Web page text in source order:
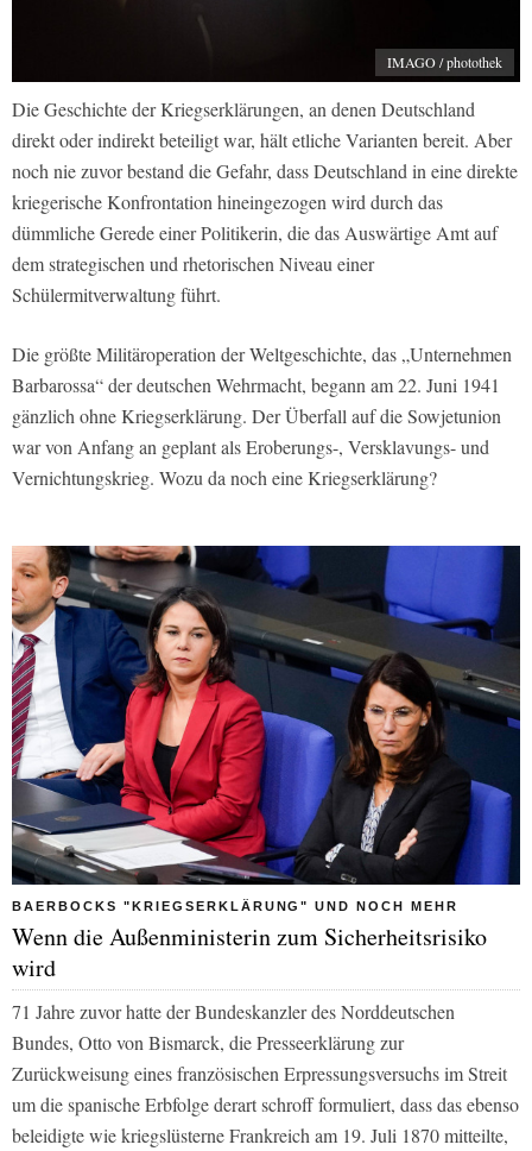
IMAGO / photothek
Die Geschichte der Kriegserklärungen, an denen Deutschland
direkt oder indirekt beteiligt war, hält etliche Varianten bereit. Aber
noch nie zuvor bestand die Gefahr, dass Deutschland in eine direkte
kriegerische Konfrontation hineingezogen wird durch das
dümmliche Gerede einer Politikerin, die das Auswärtige Amt auf
dem strategischen und rhetorischen Niveau einer
Schülermitverwaltung führt.
Die größte Militäroperation der Weltgeschichte, das „Unternehmen
Barbarossa“ der deutschen Wehrmacht, begann am 22. Juni 1941
gänzlich ohne Kriegserklärung. Der Überfall auf die Sowjetunion
war von Anfang an geplant als Eroberungs-, Versklavungs- und
Vernichtungskrieg. Wozu da noch eine Kriegserklärung?
BAERBOCKS "KRIEGSERKLÄRUNG" UND NOCH MEHR
Wenn die Außenministerin zum Sicherheitsrisiko
wird
71 Jahre zuvor hatte der Bundeskanzler des Norddeutschen
Bundes, Otto von Bismarck, die Presseerklärung zur
Zurückweisung eines französischen Erpressungsversuchs im Streit
um die spanische Erbfolge derart schroff formuliert, dass das ebenso
beleidigte wie kriegslüsterne Frankreich am 19. Juli 1870 mitteilte,